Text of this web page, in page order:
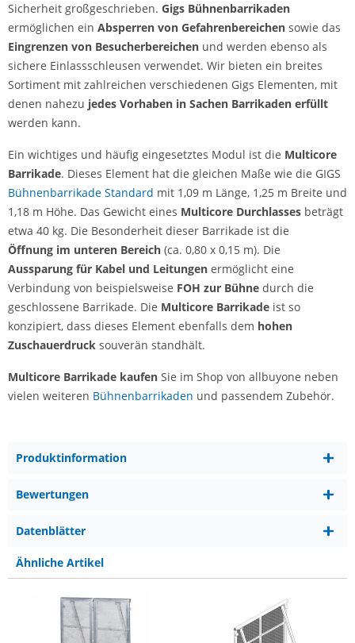
Sicherheit großgeschrieben. Gigs Bühnenbarrikaden
ermöglichen ein Absperren von Gefahrenbereichen sowie das
Eingrenzen von Besucherbereichen und werden ebenso als
sichere Einlassschleusen verwendet. Wir bieten ein breites
Sortiment mit zahlreichen verschiedenen Gigs Elementen, mit
denen nahezu jedes Vorhaben in Sachen Barrikaden erfüllt
werden kann.
Ein wichtiges und häufig eingesetztes Modul ist die Multicore
Barrikade. Dieses Element hat die gleichen Maße wie die GIGS
Bühnenbarrikade Standard mit 1,09 m Länge, 1,25 m Breite und
1,18 m Höhe. Das Gewicht eines Multicore Durchlasses beträgt
etwa 40 kg. Die Besonderheit dieser Barrikade ist die
Öffnung im unteren Bereich (ca. 0,80 x 0,15 m). Die
Aussparung für Kabel und Leitungen ermöglicht eine
Verbindung von beispielsweise FOH zur Bühne durch die
geschlossene Barrikade. Die Multicore Barrikade ist so
konzipiert, dass dieses Element ebenfalls dem hohen
Zuschauerdruck souverän standhält.
Multicore Barrikade kaufen Sie im Shop von allbuyone neben
vielen weiteren Bühnenbarrikaden und passendem Zubehör.
Produktinformation
Bewertungen
Datenblätter
Ähnliche Artikel